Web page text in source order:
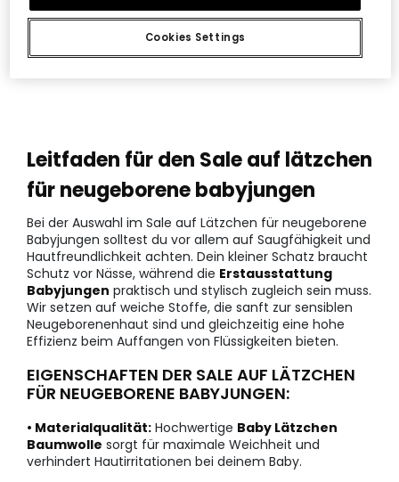
*Rabatt auf den
Leitfaden für den Sale auf lätzchen
für neugeborene babyjungen
Bei der Auswahl im Sale auf Lätzchen für neugeborene
Babyjungen solltest du vor allem auf Saugfähigkeit und
Hautfreundlichkeit achten. Dein kleiner Schatz braucht
Schutz vor Nässe, während die Erstausstattung
Babyjungen praktisch und stylisch zugleich sein muss.
Wir setzen auf weiche Stoffe, die sanft zur sensiblen
Neugeborenenhaut sind und gleichzeitig eine hohe
Effizienz beim Auffangen von Flüssigkeiten bieten.
EIGENSCHAFTEN DER SALE AUF LÄTZCHEN
FÜR NEUGEBORENE BABYJUNGEN:
• Materialqualität: Hochwertige Baby Lätzchen
Baumwolle sorgt für maximale Weichheit und
verhindert Hautirritationen bei deinem Baby.
Cookies Settings